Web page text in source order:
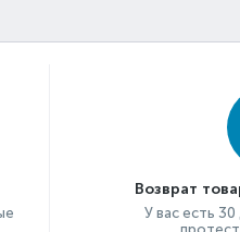
Возврат
У вас есть